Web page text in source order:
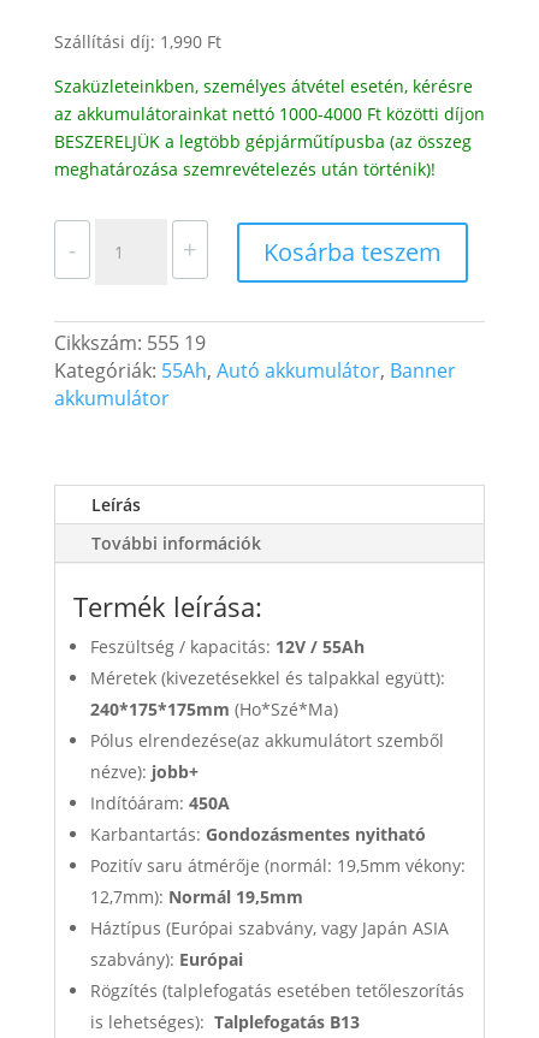
Szállítási díj: 1,990 Ft
Szaküzleteinkben, személyes átvétel esetén, kérésre
az akkumulátorainkat nettó 1000-4000 Ft közötti díjon
BESZERELJÜK a legtöbb gépjárműtípusba (az összeg
meghatározása szemrevételezés után történik)!
-
Starting
Akkumulátor
12V
55Ah
(55519)
mennyiség
+ Kosárba teszem
Cikkszám: 555 19
Kategóriák: 55Ah, Autó akkumulátor, Banner
akkumulátor
Leírás
További információk
Termék leírása:
Feszültség / kapacitás: 12V / 55Ah
Méretek (kivezetésekkel és talpakkal együtt):
240*175*175mm (Ho*Szé*Ma)
Pólus elrendezése(az akkumulátort szemből
nézve): jobb+
Indítóáram: 450A
Karbantartás: Gondozásmentes nyitható
Pozitív saru átmérője (normál: 19,5mm vékony:
12,7mm): Normál 19,5mm
Háztípus (Európai szabvány, vagy Japán ASIA
szabvány): Európai
Rögzítés (talplefogatás esetében tetőleszorítás
is lehetséges): Talplefogatás B13